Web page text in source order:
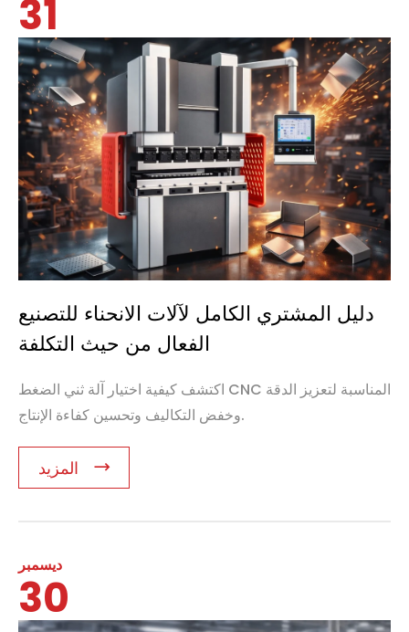
31
دليل المشتري الكامل لآلات الانحناء للتصنيع
الفعال من حيث التكلفة
اكتشف كيفية اختيار آلة ثني الضغط CNC المناسبة لتعزيز الدقة
وخفض التكاليف وتحسين كفاءة الإنتاج.
المزيد
ديسمبر
30